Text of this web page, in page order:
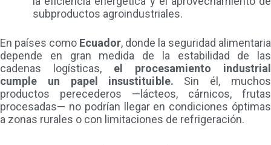
subproductos agroindustriales.
En países como Ecuador, donde la seguridad alimentaria
depende en gran medida de la estabilidad de las
cadenas logísticas, el procesamiento industrial
cumple un papel insustituible. Sin él, muchos
productos perecederos —lácteos, cárnicos, frutas
procesadas— no podrían llegar en condiciones óptimas
a zonas rurales o con limitaciones de refrigeración.